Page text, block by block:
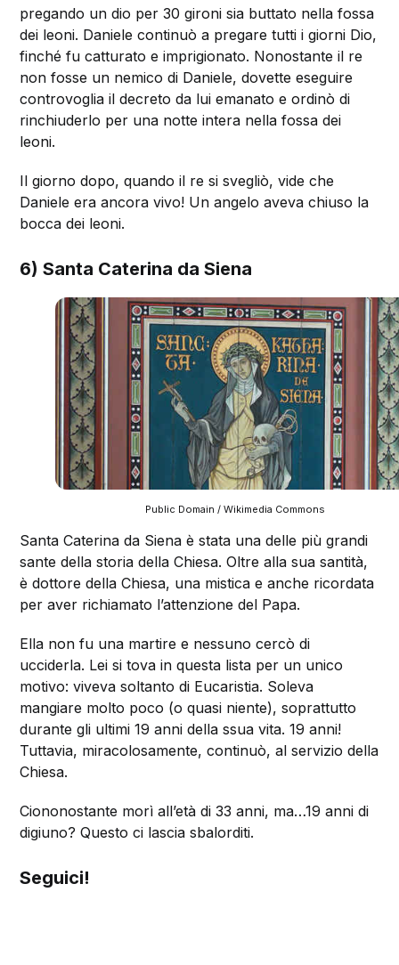
pregando un dio per 30 gironi sia buttato nella fossa
dei leoni. Daniele continuò a pregare tutti i giorni Dio,
finché fu catturato e imprigionato. Nonostante il re
non fosse un nemico di Daniele, dovette eseguire
controvoglia il decreto da lui emanato e ordinò di
rinchiuderlo per una notte intera nella fossa dei
leoni.
Il giorno dopo, quando il re si svegliò, vide che
Daniele era ancora vivo! Un angelo aveva chiuso la
bocca dei leoni.
6) Santa Caterina da Siena
Public Domain / Wikimedia Commons
Santa Caterina da Siena è stata una delle più grandi
sante della storia della Chiesa. Oltre alla sua santità,
è dottore della Chiesa, una mistica e anche ricordata
per aver richiamato l’attenzione del Papa.
Ella non fu una martire e nessuno cercò di
ucciderla. Lei si tova in questa lista per un unico
motivo: viveva soltanto di Eucaristia. Soleva
mangiare molto poco (o quasi niente), soprattutto
durante gli ultimi 19 anni della ssua vita. 19 anni!
Tuttavia, miracolosamente, continuò, al servizio della
Chiesa.
Ciononostante morì all’età di 33 anni, ma…19 anni di
digiuno? Questo ci lascia sbalorditi.
Seguici!